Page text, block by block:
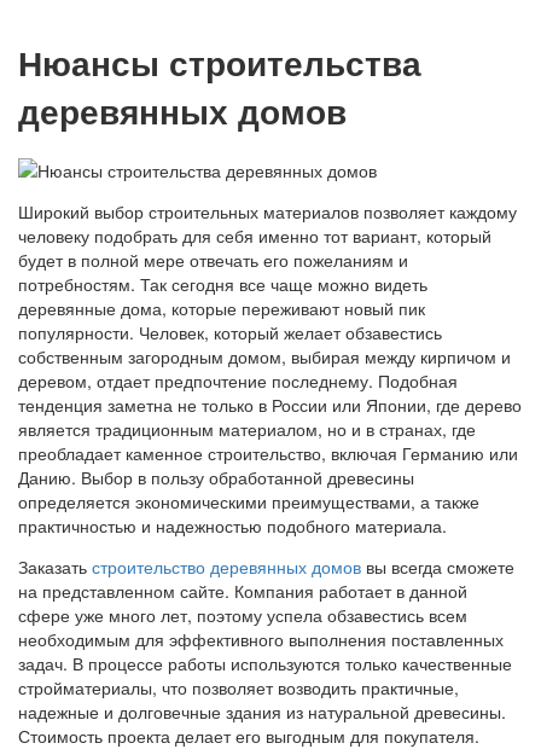
Нюансы строительства
деревянных домов
Широкий выбор строительных материалов позволяет каждому
человеку подобрать для себя именно тот вариант, который
будет в полной мере отвечать его пожеланиям и
потребностям. Так сегодня все чаще можно видеть
деревянные дома, которые переживают новый пик
популярности. Человек, который желает обзавестись
собственным загородным домом, выбирая между кирпичом и
деревом, отдает предпочтение последнему. Подобная
тенденция заметна не только в России или Японии, где дерево
является традиционным материалом, но и в странах, где
преобладает каменное строительство, включая Германию или
Данию. Выбор в пользу обработанной древесины
определяется экономическими преимуществами, а также
практичностью и надежностью подобного материала.
Заказать строительство деревянных домов вы всегда сможете
на представленном сайте. Компания работает в данной
сфере уже много лет, поэтому успела обзавестись всем
необходимым для эффективного выполнения поставленных
задач. В процессе работы используются только качественные
стройматериалы, что позволяет возводить практичные,
надежные и долговечные здания из натуральной древесины.
Стоимость проекта делает его выгодным для покупателя.